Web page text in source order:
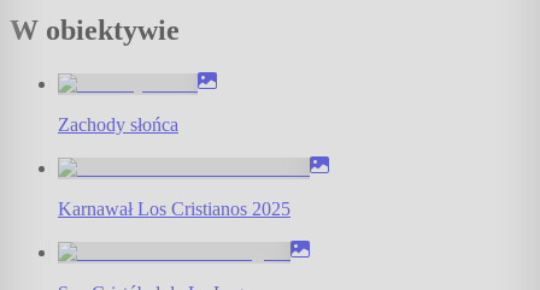
W obiektywie
Zachody słońca
Karnawał Los Cristianos 2025